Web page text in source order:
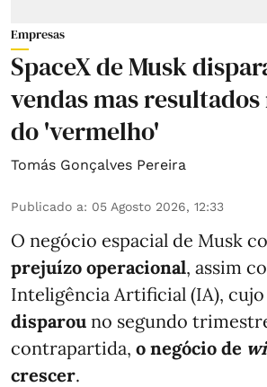
Empresas
SpaceX de Musk
vendas mas resultados
do 'vermelho'
Tomás Gonçalves Pereira
Publicado a: 05 Agosto 2026, 12:33
O negócio espacial de Musk
prejuízo operacional, assim
Inteligência Artificial (IA), cujo
disparou no segundo
contrapartida, o negócio de
crescer.